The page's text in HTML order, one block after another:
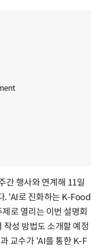
간 행사와 연계해 11일
. 'AI로 진화하는 K-Food
로 열리는 이번 설명회
작성 방법도 소개할 예정
교수가 'AI를 통한 K-F